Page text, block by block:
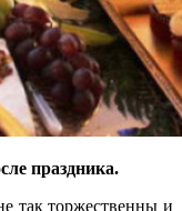
праздника.
так торжественны и